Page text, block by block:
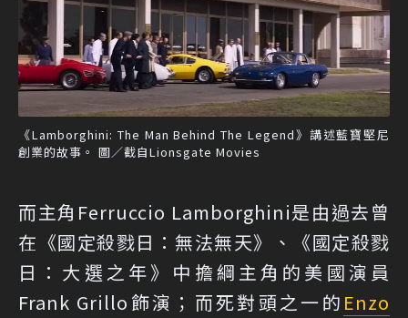
《Lamborghini: The Man Behind The Legend》講述藍寶堅尼
創業的故事。 圖／截自Lionsgate Movies
而主角Ferruccio Lamborghini是由過去曾
在《國定殺戮日：無法無天》、《國定殺戮
日：大選之年》中擔綱主角的美國演員
Frank Grillo飾演；而死對頭之一的 Enzo